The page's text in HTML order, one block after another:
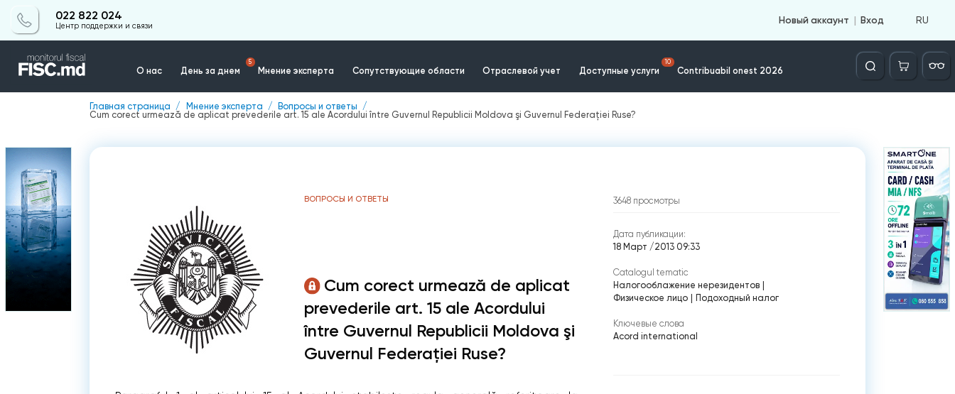
022 822 024
Центр поддержки и связи
Новый аккаунт Вход RU
О нас День за днем
5
Мнение эксперта Сопутствующие области Отраслевой учет Доступные услуги
10
Contribuabil onest 2026
Căutare
Главная страница Мнение эксперта
Вопросы и ответы
Cum corect urmează de aplicat prevederile art. 15 ale Acordului între Guvernul Republicii Moldova şi Guvernul Federaţiei Ruse?
ВОПРОСЫ И ОТВЕТЫ
Cum corect urmează de aplicat
prevederile art. 15 ale Acordului
între Guvernul Republicii Moldova şi
Guvernul Federaţiei Ruse?
3648 просмотры
Дата публикации:
18 Март /2013 09:33
Catalogul tematic
Налогооблажение нерезидентов
Физическое лицо
Подоходный налог
Ключевые слова
Acord international